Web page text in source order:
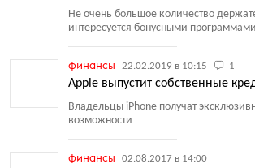
Не очень большое количество
интересуется бонусными программами
финансы 22.02.2019 в 10:15 1
Apple выпустит собственные
Владельцы iPhone получат
возможности
финансы 02.08.2017 в 14:00